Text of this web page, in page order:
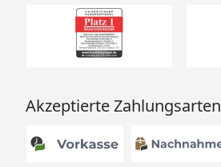
Akzeptierte Zahlungsarten